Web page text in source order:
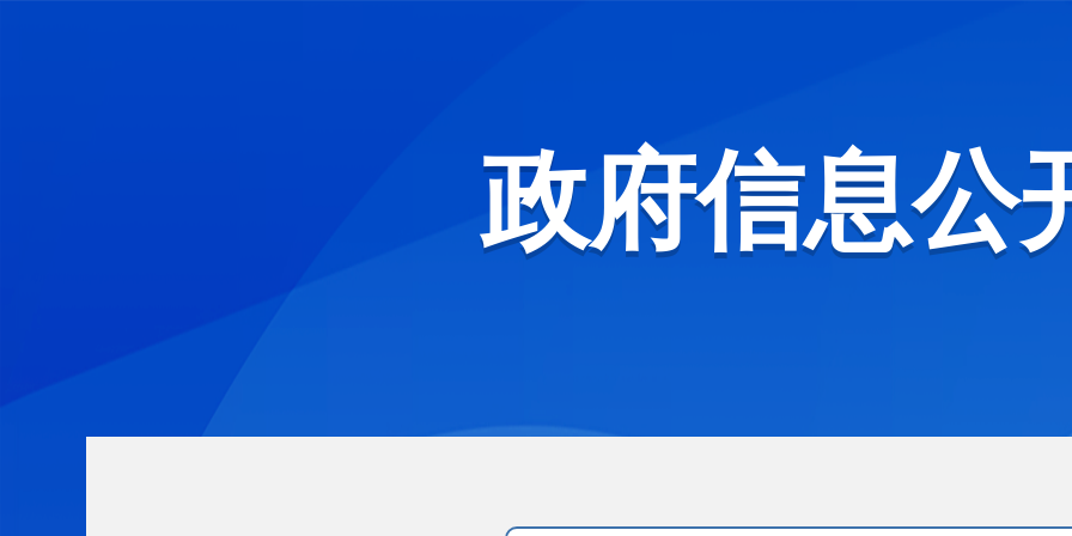
政府信息公